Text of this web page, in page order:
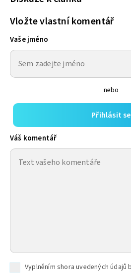
Vložte vlastní komentář
Vaše jméno
nebo
Přihlásit se
Váš komentář